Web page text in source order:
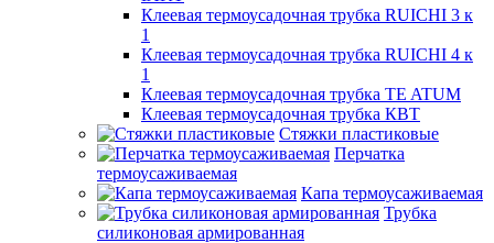
Клеевая термоусадочная трубка RUICHI 3 к
1
Клеевая термоусадочная трубка RUICHI 4 к
1
Клеевая термоусадочная трубка TE ATUM
Клеевая термоусадочная трубка КВТ
Стяжки пластиковые
Перчатка
термоусаживаемая
Капа термоусаживаемая
Трубка
силиконовая армированная